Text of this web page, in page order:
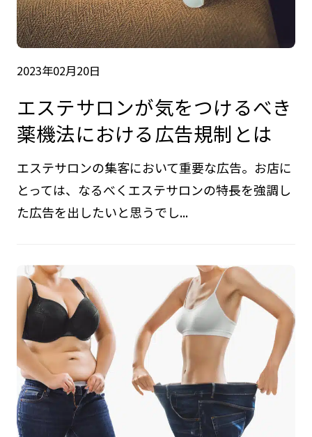
2023年02月20日
エステサロンが気をつけるべき
薬機法における広告規制とは
エステサロンの集客において重要な広告。お店に
とっては、なるべくエステサロンの特長を強調し
た広告を出したいと思うでし...